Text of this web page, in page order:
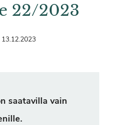
22/2023
13.12.2023
saatavilla vain